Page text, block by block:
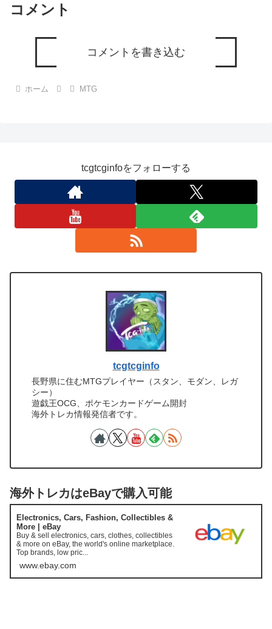
コメント
コメントを書き込む
ホーム MTG
tcgtcginfoをフォローする
tcgtcginfo
長野県に住むMTGプレイヤー（スタン、モダン、レガ
シー）
遊戯王OCG、ポケモンカードゲーム開封
海外トレカ情報発信者です。
海外トレカはeBayで購入可能
Electronics, Cars, Fashion, Collectibles &
More | eBay
Buy & sell electronics, cars, clothes, collectibles
& more on eBay, the world's online marketplace.
Top brands, low pric...
www.ebay.com